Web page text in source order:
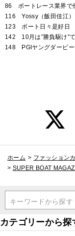
86 ボートレース業界で
116 Yossy（飯田佳江）
123 ボート日々是好日
142 10月は”勝負駆け”て
148 PGIヤングダービー
ホーム > ファッション
> SUPER BOAT
キーワードから探す